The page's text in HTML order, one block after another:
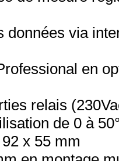
données via
en
relais
de 0 à
x 55 mm